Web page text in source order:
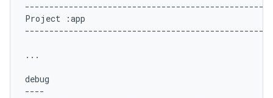
Project :app
...
debug
----